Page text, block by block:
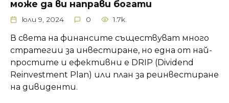
може да ви направи богати
юли 9, 2024 0 1.7k.
В света на финансите съществуват много
стратегии за инвестиране, но една от най-
простите и ефективни е DRIP (Dividend
Reinvestment Plan) или план за реинвестиране
на дивиденти.